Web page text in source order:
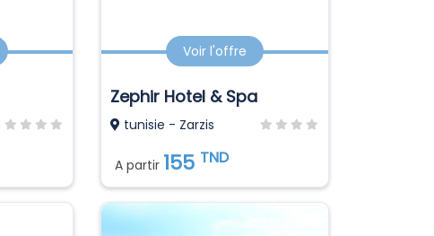
Voir l'offre
Zephir Hotel & Spa
tunisie - Zarzis
A partir 155 TND